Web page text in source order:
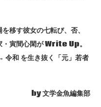
移す彼女の七転び、否、
・寅間心閑が Write Up。
和 を生き抜く「元」若者
by 文学金魚編集部